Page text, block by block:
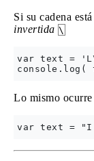
Si su cadena
invertida \
var text =
Lo mismo